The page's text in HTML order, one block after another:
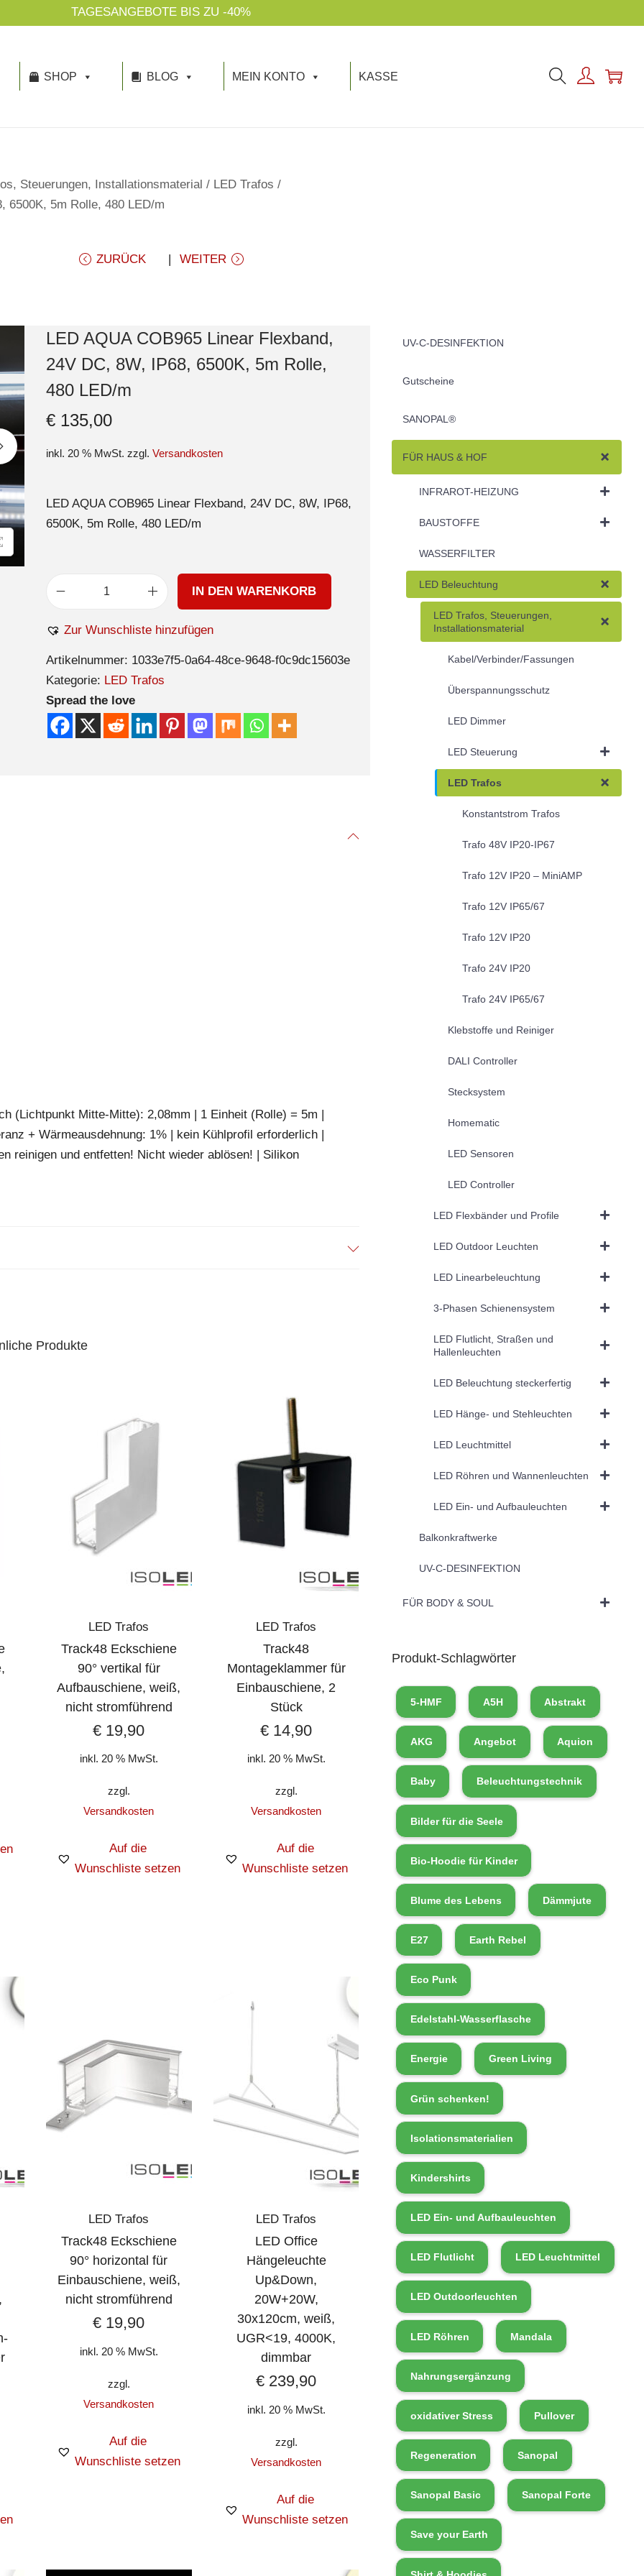
NACHHALTIGKEIT IST UNSER THEMA!
SHOP BLOG MEIN KONTO KASSE
Steuerungen, Installationsmaterial / LED Trafos /
6500K, 5m Rolle, 480 LED/m
ZURÜCK WEITER
LED AQUA COB965 Linear Flexband,
24V DC, 8W, IP68, 6500K, 5m Rolle,
480 LED/m
€135,00
inkl. 20 % MwSt. zzgl. Versandkosten
LED AQUA COB965 Linear Flexband, 24V DC, 8W, IP68,
6500K, 5m Rolle, 480 LED/m
IN DEN WARENKORB
Zur Wunschliste hinzufügen
Artikelnummer: 1033e7f5-0a64-48ce-9648-f0c9dc15603e
Kategorie: LED Trafos
Spread the love
(Lichtpunkt Mitte-Mitte): 2,08mm | 1 Einheit (Rolle) = 5m |
+ Wärmeausdehnung: 1% | kein Kühlprofil erforderlich |
reinigen und entfetten! Nicht wieder ablösen! | Silikon
Produkte
LED Trafos
Track48 Eckschiene
90° vertikal für
Aufbauschiene, weiß,
nicht stromführend
€ 19,90
inkl. 20 % MwSt.
zzgl.
Versandkosten
Auf die
Wunschliste setzen
LED Trafos
Track48
Montageklammer für
Einbauschiene, 2
Stück
€ 14,90
inkl. 20 % MwSt.
zzgl.
Versandkosten
Auf die
Wunschliste setzen
LED Trafos
Track48 Eckschiene
90° horizontal für
Einbauschiene, weiß,
nicht stromführend
€ 19,90
inkl. 20 % MwSt.
zzgl.
Versandkosten
Auf die
Wunschliste setzen
LED Trafos
LED Office
Hängeleuchte
Up&Down,
20W+20W,
30x120cm, weiß,
UGR<19, 4000K,
dimmbar
€ 239,90
inkl. 20 % MwSt.
zzgl.
Versandkosten
Auf die
Wunschliste setzen
UV-C-DESINFEKTION
Gutscheine
SANOPAL®
FÜR HAUS & HOF
INFRAROT-HEIZUNG
BAUSTOFFE
WASSERFILTER
LED Beleuchtung
LED Trafos, Steuerungen,
Installationsmaterial
Kabel/Verbinder/Fassungen
Überspannungsschutz
LED Dimmer
LED Steuerung
LED Trafos
Konstantstrom Trafos
Trafo 48V IP20-IP67
Trafo 12V IP20 – MiniAMP
Trafo 12V IP65/67
Trafo 12V IP20
Trafo 24V IP20
Trafo 24V IP65/67
Klebstoffe und Reiniger
DALI Controller
Stecksystem
Homematic
LED Sensoren
LED Controller
LED Flexbänder und Profile
LED Outdoor Leuchten
LED Linearbeleuchtung
3-Phasen Schienensystem
LED Flutlicht, Straßen und
Hallenleuchten
LED Beleuchtung steckerfertig
LED Hänge- und Stehleuchten
LED Leuchtmittel
LED Röhren und Wannenleuchten
LED Ein- und Aufbauleuchten
Balkonkraftwerke
UV-C-DESINFEKTION
FÜR BODY & SOUL
Produkt-Schlagwörter
5-HMF A5H Abstrakt
AKG Angebot Aquion
Baby Beleuchtungstechnik
Bilder für die Seele
Bio-Hoodie für Kinder
Blume des Lebens Dämmjute
E27 Earth Rebel
Eco Punk
Edelstahl-Wasserflasche
Energie Green Living
Grün schenken!
Isolationsmaterialien
Kindershirts
LED Ein- und Aufbauleuchten
LED Flutlicht LED Leuchtmittel
LED Outdoorleuchten
LED Röhren Mandala
Nahrungsergänzung
oxidativer Stress Pullover
Regeneration Sanopal
Sanopal Basic Sanopal Forte
Save your Earth